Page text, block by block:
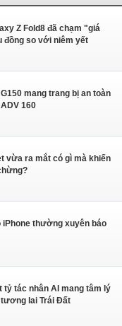
Z Fold8 đã chạm "giá
đồng so với niêm yết
mang trang bị an toàn
160
vừa ra mắt có gì mà khiến
thường xuyên báo
tỷ tác nhân AI mang tâm lý
lai Trái Đất